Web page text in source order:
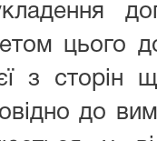
цього
з сторін
до